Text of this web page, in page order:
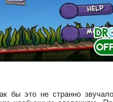
бы это не странно